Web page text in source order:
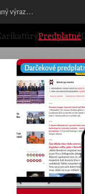
Predplatné
Darčekové